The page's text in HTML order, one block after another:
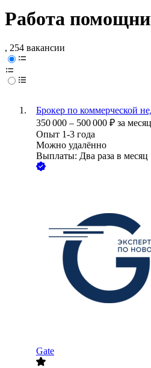
Работа
, 254 вакансии
Брокер по коммерческой
350 000 – 500 000 ₽ за
Опыт 1-3 года
Можно удалённо
Выплаты: Два раза в месяц
Gate